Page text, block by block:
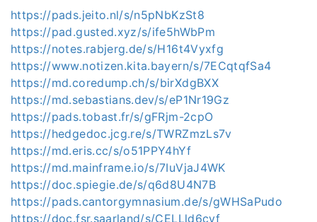
https://pads.jeito.nl/s/n5pNbKzSt8
https://pad.gusted.xyz/s/ife5hWbPm
https://notes.rabjerg.de/s/H16t4Vyxfg
https://www.notizen.kita.bayern/s/7ECqtqfSa4
https://md.coredump.ch/s/birXdgBXX
https://md.sebastians.dev/s/eP1Nr19Gz
https://pads.tobast.fr/s/gFRjm-2cpO
https://hedgedoc.jcg.re/s/TWRZmzLs7v
https://md.eris.cc/s/o51PPY4hYf
https://md.mainframe.io/s/7IuVjaJ4WK
https://doc.spiegie.de/s/q6d8U4N7B
https://pads.cantorgymnasium.de/s/gWHSaPudo
https://doc.fsr.saarland/s/CELLld6cvf